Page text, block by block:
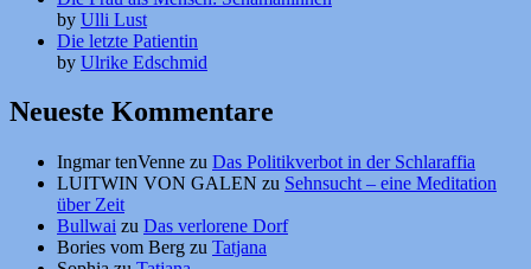
by Ulli Lust
Die letzte Patientin
by Ulrike Edschmid
Neueste Kommentare
Ingmar tenVenne zu Das Politikverbot in der Schlaraffia
LUITWIN VON GALEN zu Sehnsucht – eine Meditation
über Zeit
Bullwai zu Das verlorene Dorf
Bories vom Berg zu Tatjana